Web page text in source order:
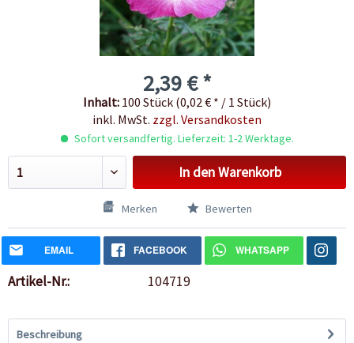
2,39 € *
Inhalt: 100 Stück (0,02 € * / 1 Stück)
inkl. MwSt. zzgl. Versandkosten
Sofort versandfertig. Lieferzeit: 1-2 Werktage.
In denWarenkorb
Merken Bewerten
EMAIL FACEBOOK WHATSAPP
Artikel-Nr.: 104719
Beschreibung